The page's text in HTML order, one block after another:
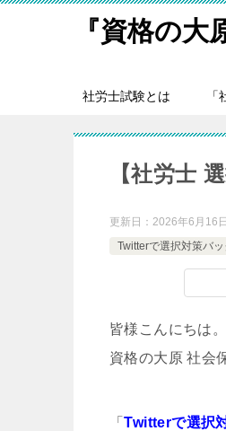
『資格の
社労士試験とは
【社労士
更新日： 2026年6月16日
Twitterで選択対策バ
皆様こんにちは。
資格の大原 社会
「Twitterで選択